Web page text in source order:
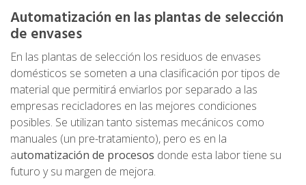
Automatización en las plantas de selección
de envases
En las plantas de selección los residuos de envases
domésticos se someten a una clasificación por tipos de
material que permitirá enviarlos por separado a las
empresas recicladores en las mejores condiciones
posibles. Se utilizan tanto sistemas mecánicos como
manuales (un pre-tratamiento), pero es en la
automatización de procesos donde esta labor tiene su
futuro y su margen de mejora.